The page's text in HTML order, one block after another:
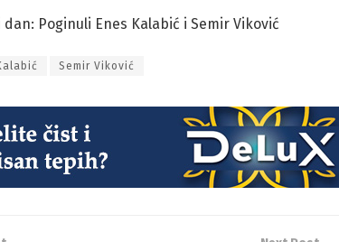
Poginuli Enes Kalabić i Semir Viković
Semir Viković